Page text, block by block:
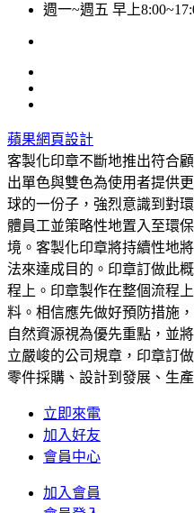
週一~週五 早上
蘋果網頁設計
客製化印章不斷地推出符合
出單色與雙色為使用者提供
球的一份子，強烈意識到對
體員工並策略性地置入至環
境。客製化印章將持續性地
法來達成目的。印章訂做此
程上。印章製作在整個流程
料。相信應先做好預防措施
自然資源視為優先重點，並
立嚴峻的公司規章，印章訂
零件採購、設計到發展、生
立即來電
加入好友
會員中心
加入會員